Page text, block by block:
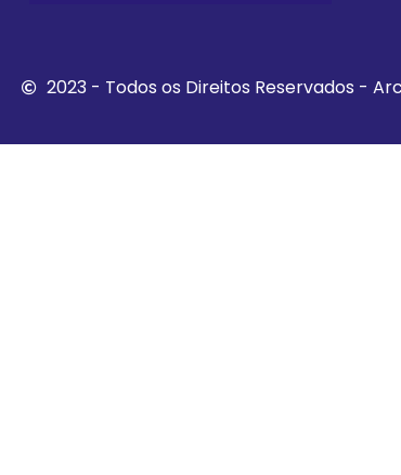
2023 - Todos os Direitos Reservados -